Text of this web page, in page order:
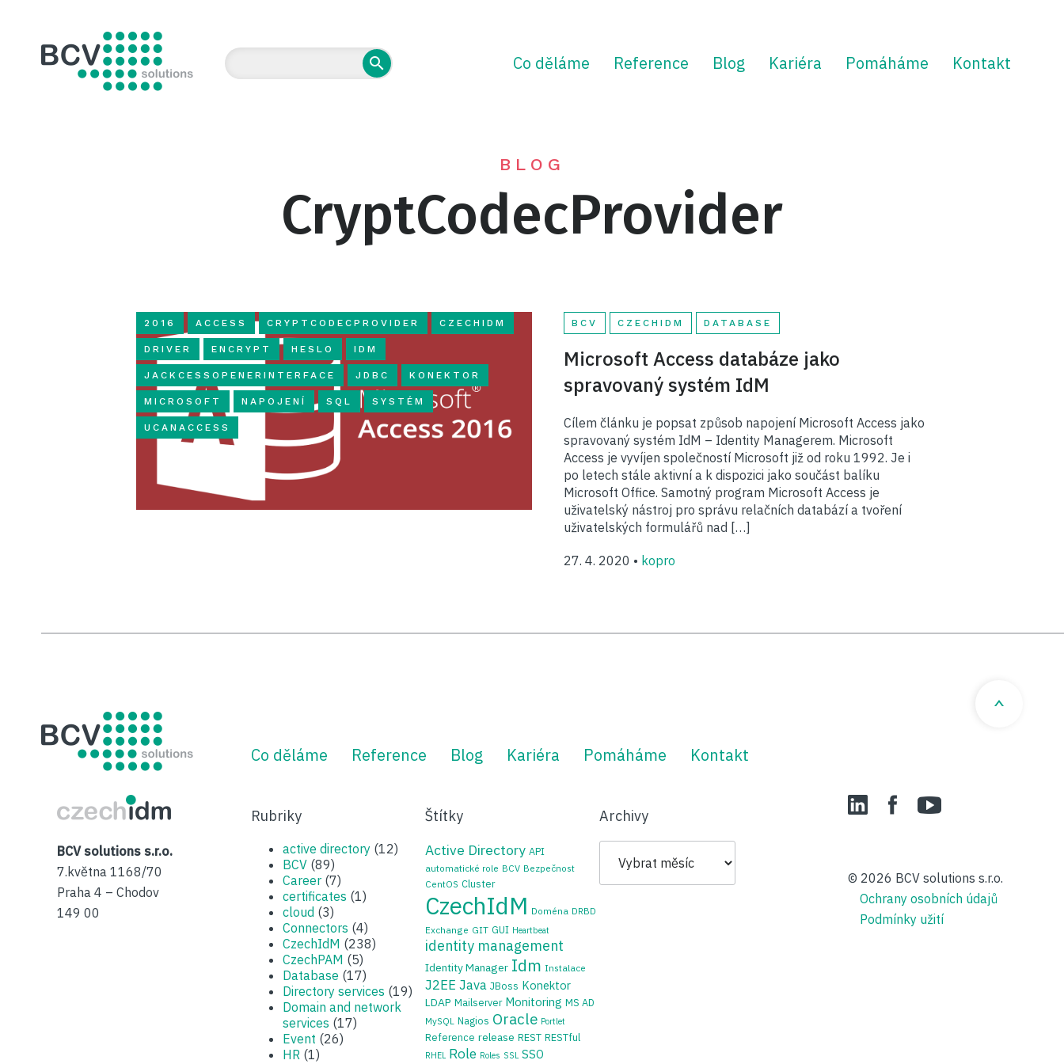
Co děláme Reference Blog Kariéra Pomáháme Kontakt
BLOG
CryptCodecProvider
2016 ACCESS CRYPTCODECPROVIDER CZECHIDM
DRIVER ENCRYPT HESLO IDM
JACKCESSOPENERINTERFACE JDBC KONEKTOR
MICROSOFT NAPOJENÍ SQL SYSTÉM
UCANACCESS
BCV CZECHIDM DATABASE
Microsoft Access databáze jako
spravovaný systém IdM
Cílem článku je popsat způsob napojení Microsoft Access jako
spravovaný systém IdM – Identity Managerem. Microsoft
Access je vyvíjen společností Microsoft již od roku 1992. Je i
po letech stále aktivní a k dispozici jako součást balíku
Microsoft Office. Samotný program Microsoft Access je
uživatelský nástroj pro správu relačních databází a tvoření
uživatelských formulářů nad […]
27. 4. 2020 • kopro
Co děláme Reference Blog Kariéra Pomáháme Kontakt
BCV solutions s.r.o.
7.května 1168/70
Praha 4 – Chodov
149 00
Rubriky
active directory (12)
BCV (89)
Career (7)
certificates (1)
cloud (3)
Connectors (4)
CzechIdM (238)
CzechPAM (5)
Database (17)
Directory services (19)
Domain and network
services (17)
Event (26)
HR (1)
Štítky
Active Directory API
automatické role BCV Bezpečnost
CentOS Cluster
CzechIdM Doména DRBD
Exchange GIT GUI Heartbeat
identity management
Identity Manager Idm Instalace
J2EE Java JBoss Konektor
LDAP Mailserver Monitoring MS AD
MySQL Nagios Oracle Portlet
Reference release REST RESTful
RHEL Role Roles SSL SSO
Archivy
LinedIn Facebook
© 2026 BCV solutions s.r.o.
Ochrany osobních údajů
Podmínky užití